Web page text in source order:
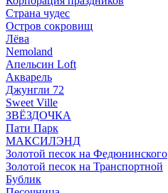
Страна чудес
Остров сокровищ
Лёва
Nemoland
Апельсин Loft
Акварель
Джунгли 72
Sweet Ville
ЗВЁЗДОЧКА
Пати Парк
МАКСИЛЭНД
Золотой песок на Федюнинского
Золотой песок на Транспортной
Бублик